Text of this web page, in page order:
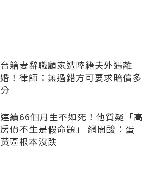
台籍妻辭職顧家遭陸籍夫外遇離
婚！律師：無過錯方可要求賠償多
分
連續66個月生不如死！他質疑「高
房價不生是假命題」 網開酸：蛋
黃區根本沒跌